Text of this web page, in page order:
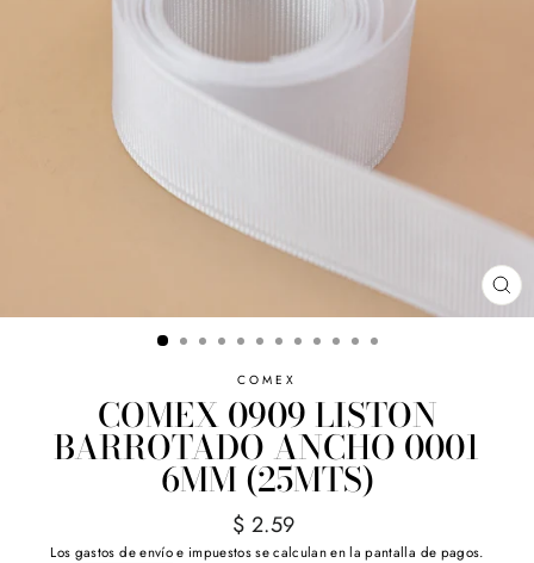
COMEX
COMEX 0909 LISTON
BARROTADO ANCHO 0001
6MM (25MTS)
Precio
habitual
$ 2.59
Los gastos de envíoe impuestos se calculan en la pantalla de pagos.